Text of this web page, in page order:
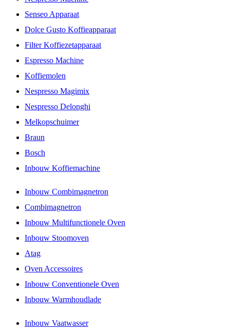
Senseo Apparaat
Dolce Gusto Koffieapparaat
Filter Koffiezetapparaat
Espresso Machine
Koffiemolen
Nespresso Magimix
Nespresso Delonghi
Melkopschuimer
Braun
Bosch
Inbouw Koffiemachine
Inbouw Combimagnetron
Combimagnetron
Inbouw Multifunctionele Oven
Inbouw Stoomoven
Atag
Oven Accessoires
Inbouw Conventionele Oven
Inbouw Warmhoudlade
Inbouw Vaatwasser